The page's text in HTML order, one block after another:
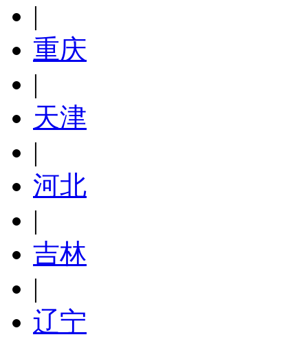
|
重庆
|
天津
|
河北
|
吉林
|
辽宁